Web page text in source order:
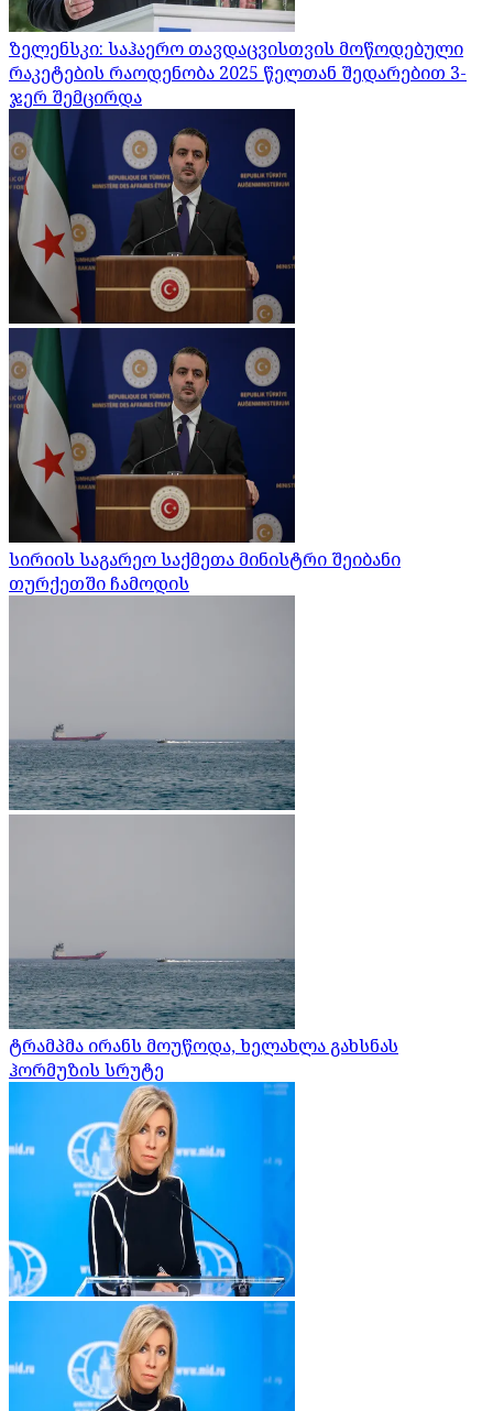
ზელენსკი: საჰაერო თავდაცვისთვის მოწოდებული
რაკეტების რაოდენობა 2025 წელთან შედარებით 3-
ჯერ შემცირდა
სირიის საგარეო საქმეთა მინისტრი შეიბანი
თურქეთში ჩამოდის
ტრამპმა ირანს მოუწოდა, ხელახლა გახსნას
ჰორმუზის სრუტე